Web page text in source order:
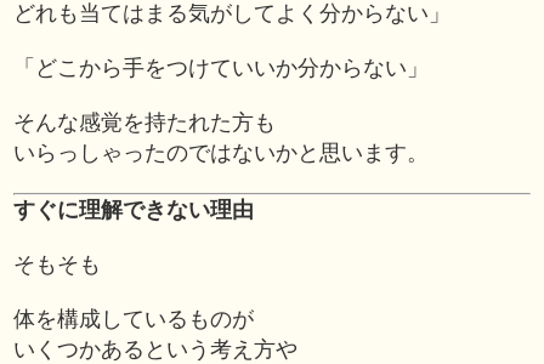
どれも当てはまる気がしてよく分からない」
「どこから手をつけていいか分からない」
そんな感覚を持たれた方も
いらっしゃったのではないかと思います。
すぐに理解できない理由
そもそも
体を構成しているものが
いくつかあるという考え方や